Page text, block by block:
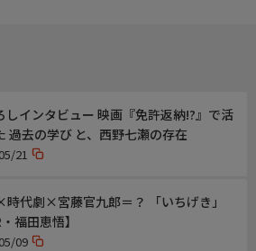
健
、森川葵
」)
しインタビュー 映画『免許返納!?』で活
過去の学び と、西野七瀬の存在
21
代劇×宮藤官九郎＝？ 「いちげき」
・福田恵悟】
09